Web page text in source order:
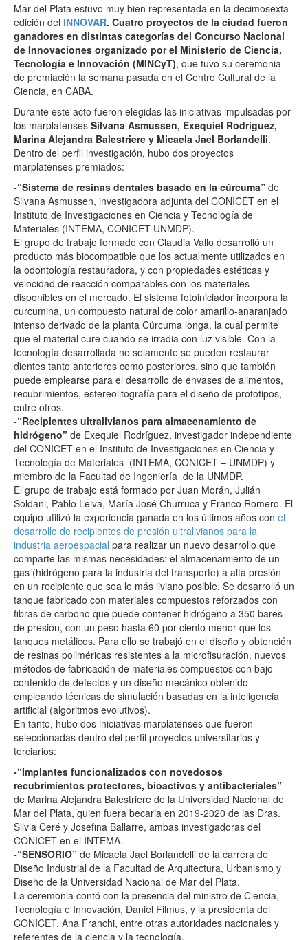
Mar del Plata estuvo muy bien representada en la decimosexta
edición del INNOVAR. Cuatro proyectos de la ciudad fueron
ganadores en distintas categorías del Concurso Nacional
de Innovaciones organizado por el Ministerio de Ciencia,
Tecnología e Innovación (MINCyT), que tuvo su ceremonia
de premiación la semana pasada en el Centro Cultural de la
Ciencia, en CABA.
Durante este acto fueron elegidas las iniciativas impulsadas por
los marplatenses Silvana Asmussen, Exequiel Rodríguez,
Marina Alejandra Balestriere y Micaela Jael Borlandelli.
Dentro del perfil investigación, hubo dos proyectos
marplatenses premiados:
-“Sistema de resinas dentales basado en la cúrcuma” de
Silvana Asmussen, investigadora adjunta del CONICET en el
Instituto de Investigaciones en Ciencia y Tecnología de
Materiales (INTEMA, CONICET-UNMDP).
El grupo de trabajo formado con Claudia Vallo desarrolló un
producto más biocompatible que los actualmente utilizados en
la odontología restauradora, y con propiedades estéticas y
velocidad de reacción comparables con los materiales
disponibles en el mercado. El sistema fotoiniciador incorpora la
curcumina, un compuesto natural de color amarillo-anaranjado
intenso derivado de la planta Cúrcuma longa, la cual permite
que el material cure cuando se irradia con luz visible. Con la
tecnología desarrollada no solamente se pueden restaurar
dientes tanto anteriores como posteriores, sino que también
puede emplearse para el desarrollo de envases de alimentos,
recubrimientos, estereolitografía para el diseño de prototipos,
entre otros.
-“Recipientes ultralivianos para almacenamiento de
hidrógeno” de Exequiel Rodríguez, investigador independiente
del CONICET en el Instituto de Investigaciones en Ciencia y
Tecnología de Materiales (INTEMA, CONICET – UNMDP) y
miembro de la Facultad de Ingeniería de la UNMDP.
El grupo de trabajo está formado por Juan Morán, Julián
Soldani, Pablo Leiva, María José Churruca y Franco Romero. El
equipo utilizó la experiencia ganada en los últimos años con el
desarrollo de recipientes de presión ultralivianos para la
industria aeroespacial para realizar un nuevo desarrollo que
comparte las mismas necesidades: el almacenamiento de un
gas (hidrógeno para la industria del transporte) a alta presión
en un recipiente que sea lo más liviano posible. Se desarrolló un
tanque fabricado con materiales compuestos reforzados con
fibras de carbono que puede contener hidrógeno a 350 bares
de presión, con un peso hasta 60 por ciento menor que los
tanques metálicos. Para ello se trabajó en el diseño y obtención
de resinas poliméricas resistentes a la microfisuración, nuevos
métodos de fabricación de materiales compuestos con bajo
contenido de defectos y un diseño mecánico obtenido
empleando técnicas de simulación basadas en la inteligencia
artificial (algoritmos evolutivos).
En tanto, hubo dos iniciativas marplatenses que fueron
seleccionadas dentro del perfil proyectos universitarios y
terciarios:
-“Implantes funcionalizados con novedosos
recubrimientos protectores, bioactivos y antibacteriales”
de Marina Alejandra Balestriere de la Universidad Nacional de
Mar del Plata, quien fuera becaria en 2019-2020 de las Dras.
Silvia Ceré y Josefina Ballarre, ambas investigadoras del
CONICET en el INTEMA.
-“SENSORIO” de Micaela Jael Borlandelli de la carrera de
Diseño Industrial de la Facultad de Arquitectura, Urbanismo y
Diseño de la Universidad Nacional de Mar del Plata.
La ceremonia contó con la presencia del ministro de Ciencia,
Tecnología e Innovación, Daniel Filmus, y la presidenta del
CONICET, Ana Franchi, entre otras autoridades nacionales y
referentes de la ciencia y la tecnología.